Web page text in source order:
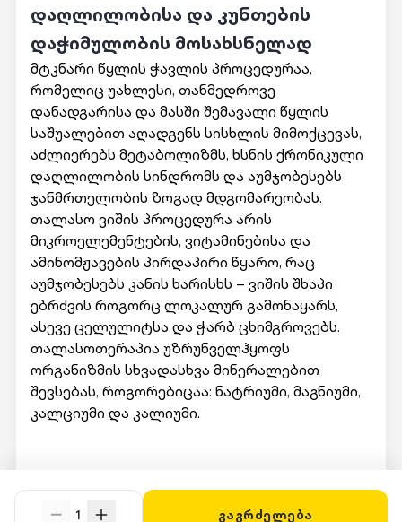
დაღლილობისა და კუნთების
დაჭიმულობის მოსახსნელად
მტკნარი წყლის ჭავლის პროცედურაა,
რომელიც უახლესი, თანმედროვე
დანადგარისა და მასში შემავალი წყლის
საშუალებით აღადგენს სისხლის მიმოქცევას,
აძლიერებს მეტაბოლიზმს, ხსნის ქრონიკული
დაღლილობის სინდრომს და აუმჯობესებს
ჯანმრთელობის ზოგად მდგომარეობას.
თალასო ვიშის პროცედურა არის
მიკროელემენტების, ვიტამინებისა და
ამინომჟავების პირდაპირი წყარო, რაც
აუმჯობესებს კანის ხარისხს – ვიშის შხაპი
ებრძვის როგორც ლოკალურ გამონაყარს,
ასევე ცელულიტსა და ჭარბ ცხიმგროვებს.
თალასოთერაპია უზრუნველჰყოფს
ორგანიზმის სხვადასხვა მინერალებით
შევსებას, როგორებიცაა: ნატრიუმი, მაგნიუმი,
კალციუმი და კალიუმი.
წარადგინოთ Swooper Code.
1 გაგრძელება